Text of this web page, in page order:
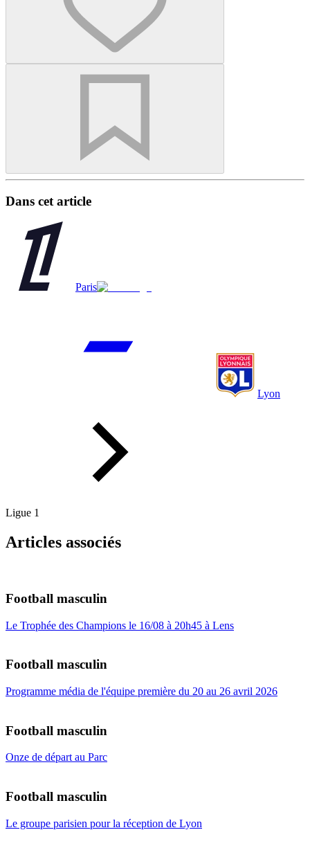
Dans cet article
Paris
Lyon
Ligue 1
Articles associés
Football masculin
Le Trophée des Champions le 16/08 à 20h45 à Lens
Football masculin
Programme média de l'équipe première du 20 au 26 avril 2026
Football masculin
Onze de départ au Parc
Football masculin
Le groupe parisien pour la réception de Lyon